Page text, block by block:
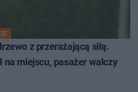
z przerażającą siłą.
na miejscu, pasażer walczy